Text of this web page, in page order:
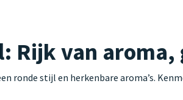
Rijk van
ronde stijl en herkenbare aroma’s.